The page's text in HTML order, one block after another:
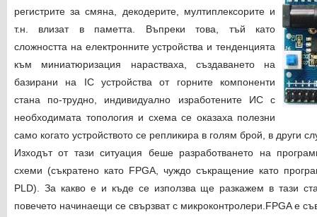
регистрите за смяна, декодерите, мултиплексорите и
т.н. влизат в паметта. Въпреки това, тъй като
сложността на електронните устройства и тенденцията
към миниатюризация нарастваха, създаването на
базирани на IC устройства от горните компоненти
стана по-трудно, индивидуално изработените ИС с
необходимата топология и схема се оказаха полезни
само когато устройството се репликира в голям брой, в други
Изходът от тази ситуация беше разработването на
схеми (съкратено като FPGA, чуждо съкращение като
PLD). За какво е и къде се използва ще разкажем в тази
повечето начинаещи се свързват с микроконтролери. FPGA е